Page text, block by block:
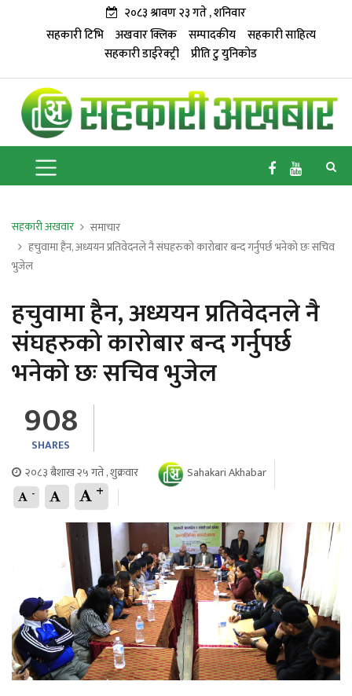
२०८३ श्रावण २३ गते , शनिवार
सहकारी टिभि
अखवार क्लिक सम्पादकीय
सहकारी साहित्य
सहकारी डाईरेक्ट्री प्रीति टु युनिकोड
सहकारी अखवार
समाचार
हचुवामा हैन, अध्ययन प्रतिवेदनले नै संघहरुको कारोबार बन्द गर्नुपर्छ भनेको छः सचिव
भुजेल
हचुवामा हैन, अध्ययन प्रतिवेदनले नै
संघहरुको कारोबार बन्द गर्नुपर्छ
भनेको छः सचिव भुजेल
908
SHARES
२०८३ बैशाख २५ गते , शुक्रवार
Sahakari Akhabar
- +